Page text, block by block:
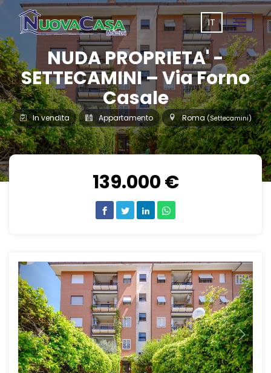
Toggle
IT
NUDA PROPRIETA' -
SETTECAMINI – Via Forno
Casale
In vendita Appartamento Roma(Settecamini)
139.000 €
Previous Next